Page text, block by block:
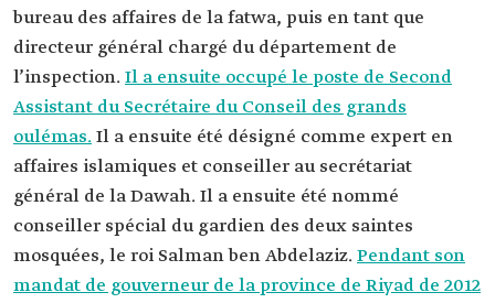
bureau des affaires de la fatwa, puis en tant que
directeur général chargé du département de
l’inspection.Il a ensuite occupé le poste de Second
Assistant du Secrétaire du Conseil des grands
oulémas.Il a ensuite été désigné comme expert en
affaires islamiques et conseiller au secrétariat
général de la Dawah. Il a ensuite été nommé
conseiller spécial du gardien des deux saintes
mosquées, le roi Salman ben Abdelaziz.Pendant son
mandat de gouverneur de la province de Riyad de 2012